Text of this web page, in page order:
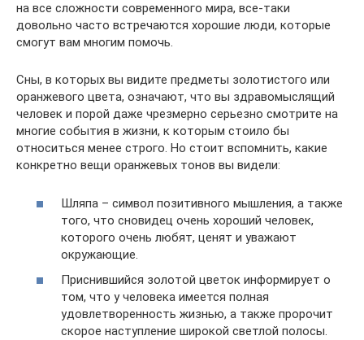
на все сложности современного мира, все-таки
довольно часто встречаются хорошие люди, которые
смогут вам многим помочь.
Сны, в которых вы видите предметы золотистого или
оранжевого цвета, означают, что вы здравомыслящий
человек и порой даже чрезмерно серьезно смотрите на
многие события в жизни, к которым стоило бы
относиться менее строго. Но стоит вспомнить, какие
конкретно вещи оранжевых тонов вы видели:
Шляпа – символ позитивного мышления, а также
того, что сновидец очень хороший человек,
которого очень любят, ценят и уважают
окружающие.
Приснившийся золотой цветок информирует о
том, что у человека имеется полная
удовлетворенность жизнью, а также пророчит
скорое наступление широкой светлой полосы.